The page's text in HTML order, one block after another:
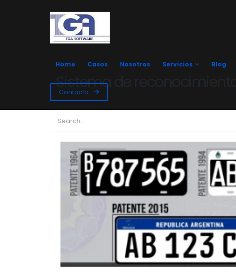
Home Casos Nosotros Servicios Blog
Contacto
Sistema de